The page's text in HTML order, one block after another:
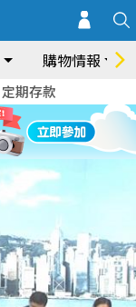
購物情報
定期存款